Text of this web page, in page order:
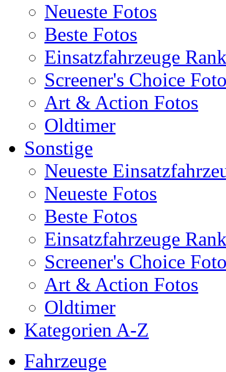
Neueste Fotos
Beste Fotos
Einsatzfahrzeuge
Screener's Choice
Art & Action Fotos
Oldtimer
Sonstige
Neueste
Neueste Fotos
Beste Fotos
Einsatzfahrzeuge
Screener's Choice
Art & Action Fotos
Oldtimer
Kategorien A-Z
Fahrzeuge